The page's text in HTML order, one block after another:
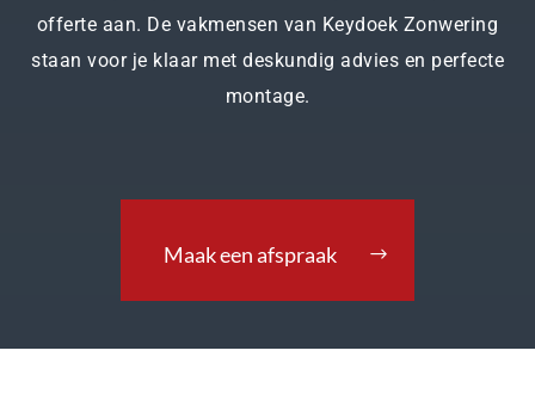
offerte aan. De vakmensen van Keydoek Zonwering
staan voor je klaar met deskundig advies en perfecte
montage.
Maak een afspraak